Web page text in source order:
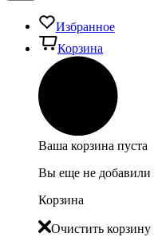
Избранное
Корзина
Ваша корзина пуста
Вы еще не добавили
Корзина
Очистить корзину